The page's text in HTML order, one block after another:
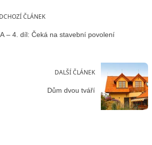
ČLÁNEK
– 4. díl: Čeká na stavební povolení
DALŠÍ ČLÁNEK
Dům dvou tváří